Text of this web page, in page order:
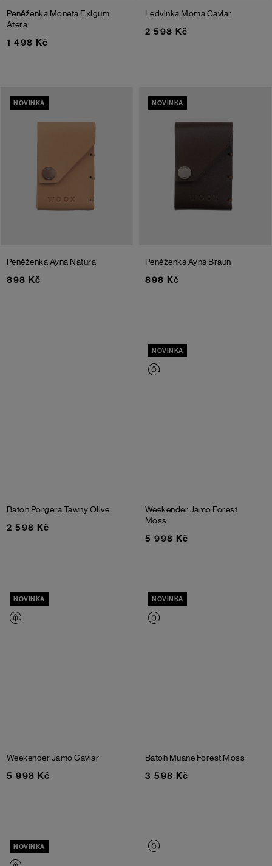
Peněženka Moneta Exigum
Atera
1 498 Kč
Ledvinka MomaCaviar
2 598 Kč
NOVINKA
Peněženka Ayna Natura
898 Kč
NOVINKA
Peněženka Ayna Braun
898 Kč
Batoh PorgeraTawny Olive
2 598 Kč
NOVINKA
Weekender Jamo Forest
Moss
5 998 Kč
NOVINKA
Weekender JamoCaviar
5 998 Kč
NOVINKA
Batoh Muane Forest Moss
3 598 Kč
NOVINKA